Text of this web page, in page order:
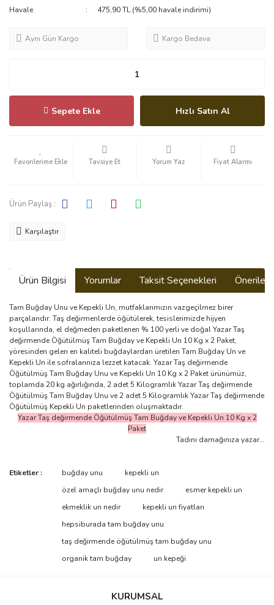
Havale
475,90 TL (%5,00 havale indirimi)
Aynı Gün Kargo Kargo Bedava
Sepete Ekle Hızlı Satın Al
Tavsiye Et Yorum Yaz Fiyat Alarmı
Ürün Paylaş :
Karşılaştır
Ürün Bilgisi Yorumlar Taksit Seçenekleri
Tam Buğday Unu ve Kepekli Un, mutfaklarımızın vazgeçilmez birer
parçalarıdır. Taş değirmenlerde öğütülerek, tesislerimizde hijyen
koşullarında, el değmeden paketlenen % 100 yerli ve doğal Yazar Taş
değirmende Öğütülmüş Tam Buğday ve Kepekli Un 10 Kg x 2 Paket,
yöresinden gelen en kaliteli buğdaylardan üretilen Tam Buğday Un ve
Kepekli Un ile sofralarınıza lezzet katacak. Yazar Taş değirmende
Öğütülmüş Tam Buğday Unu ve Kepekli Un 10 Kg x 2 Paket ürünümüz,
toplamda 20 kg ağırlığında, 2 adet 5 Kilogramlık Yazar Taş değirmende
Öğütülmüş Tam Buğday Unu ve 2 adet 5 Kilogramlık Yazar Taş değirmende
Öğütülmüş Kepekli Un paketlerinden oluşmaktadır.
Yazar Taş değirmende Öğütülmüş Tam Buğday ve Kepekli Un 10 Kg x 2
Paket
Tadını damağınıza yazar...
Bu ürüne ilk yorumu siz yapın!
Yorum Yaz
Bu ürünün fiyat bilgisi, resim, ürün açıklamalarında ve diğer
tarafımıza iletebilirsiniz.
Görüş ve önerileriniz için teşekkür ederiz.
Ürün resmi kalitesiz, bozuk veya görüntülenemiyor.
Ürün açıklamasında eksik bilgiler bulunuyor.
Etiketler : buğday unu
kepekli un
özel amaçlı buğday unu nedir
esmer kepekli un
ekmeklik un nedir
kepekli un fiyatları
hepsiburada tam buğday unu
taş değirmende öğütülmüş tam buğday unu
organik tam buğday
un kepeği
KURUMSAL